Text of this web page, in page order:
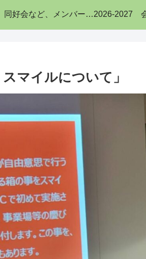
同好会など、メンバーの日常
マイルについて」